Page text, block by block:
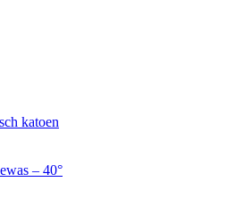
katoen
– 40°